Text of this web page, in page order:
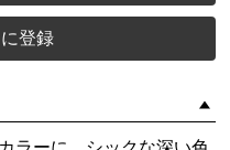
登録